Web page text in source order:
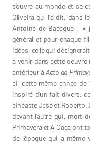
s’ouvre au monde et se
Oliveira qui l’a dit, dans
Antoine de Baecque : «
général et pour chaque
idées, celle qui désignerait
à venir dans cette oeuvre
antérieur à Acto da
ci, cette même année de
inspiré d’un fait divers,
cinéaste José et Roberto.
devant l’autre qui, mort
Primavera et A Caça ont
de l’époque qui a même